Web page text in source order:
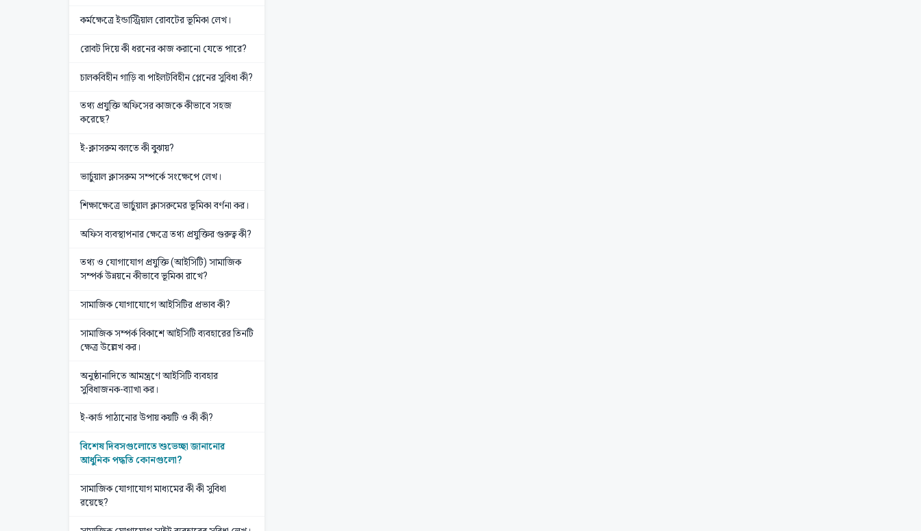
কর্মক্ষেত্রে ইন্ডাস্ট্রিয়াল রোবটের ভূমিকা লেখ।
রোবট দিয়ে কী ধরনের কাজ করানো যেতে পারে?
চালকবিহীন গাড়ি বা পাইলটবিহীন প্লেনের সুবিধা কী?
তথ্য প্রযুক্তি অফিসের কাজকে কীভাবে সহজ
করেছে?
ই-ক্লাসরুম বলতে কী বুঝায়?
ভার্চুয়াল ক্লাসরুম সম্পর্কে সংক্ষেপে লেখ।
শিক্ষাক্ষেত্রে ভার্চুয়াল ক্লাসরুমের ভূমিকা বর্ণনা কর।
অফিস ব্যবস্থাপনার ক্ষেত্রে তথ্য প্রযুক্তির গুরুত্ব কী?
তথ্য ও যোগাযোগ প্রযুক্তি (আইসিটি) সামাজিক
সম্পর্ক উন্নয়নে কীভাবে ভূমিকা রাখে?
সামাজিক যোগাযোগে আইসিটির প্রভাব কী?
সামাজিক সম্পর্ক বিকাশে আইসিটি ব্যবহারের তিনটি
ক্ষেত্র উল্লেখ কর।
অনুষ্ঠানাদিতে আমন্ত্রণে আইসিটি ব্যবহার
সুবিধাজনক-ব্যাখা কর।
ই-কার্ড পাঠানোর উপায় কয়টি ও কী কী?
বিশেষ দিবসগুলোতে শুভেচ্ছা জানানোর
আধুনিক পদ্ধতি কোনগুলো?
সামাজিক যোগাযোগ মাধ্যমের কী কী সুবিধা
রয়েছে?